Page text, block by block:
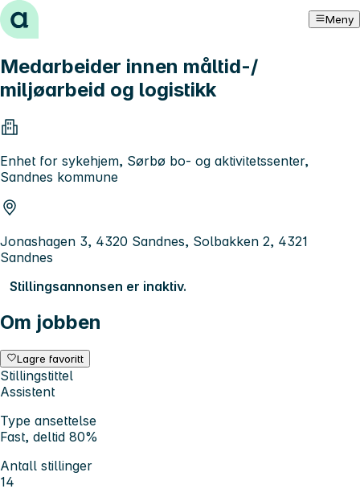
Hopp til innhold Meny
Medarbeider innen måltid-/
miljøarbeid og logistikk
Enhet for sykehjem, Sørbø bo- og aktivitetssenter,
Sandnes kommune
Jonashagen 3, 4320 Sandnes, Solbakken 2, 4321
Sandnes
Stillingsannonsen er inaktiv.
Om jobben
Lagre favoritt
Stillingstittel
Assistent
Type ansettelse
Fast, deltid 80%
Antall stillinger
14